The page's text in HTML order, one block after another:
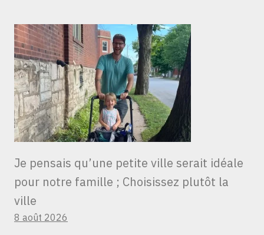
Je pensais qu’une petite ville serait idéale
pour notre famille ; Choisissez plutôt la
ville
8 août 2026